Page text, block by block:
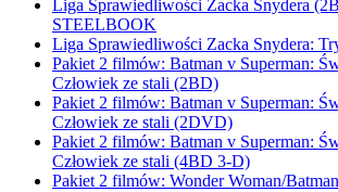
Liga Sprawiedliwości Zacka Snydera
STEELBOOK
Liga Sprawiedliwości Zacka Snydera:
Pakiet 2 filmów: Batman v Superman:
Człowiek ze stali (2BD)
Pakiet 2 filmów: Batman v Superman:
Człowiek ze stali (2DVD)
Pakiet 2 filmów: Batman v Superman:
Człowiek ze stali (4BD 3-D)
Pakiet 2 filmów: Wonder Woman/